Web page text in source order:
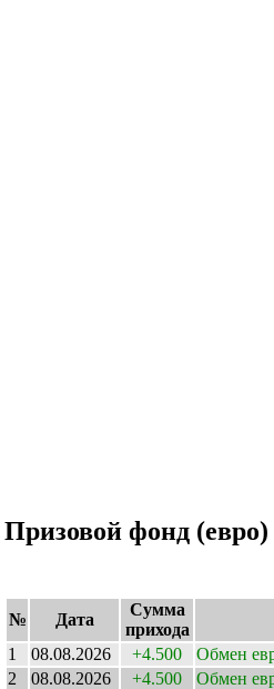
Призовой фонд (евро)
№ Дата
Сумма
прихода
1
08.08.2026 +4.500
Обмен
2
08.08.2026 +4.500 Обмен